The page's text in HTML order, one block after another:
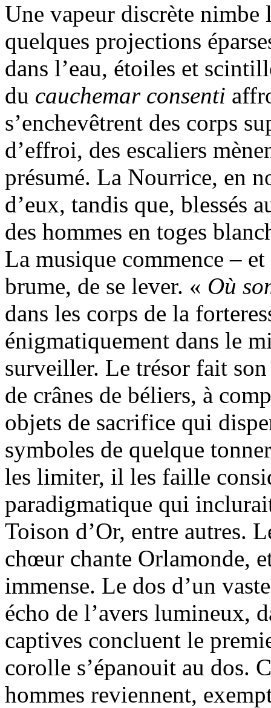
Une vapeur discrète nimbe
quelques projections
dans l’eau, étoiles et
du cauchemar consenti
s’enchevêtrent des corps
d’effroi, des escaliers
présumé. La Nourrice, en
d’eux, tandis que, blessés
des hommes en toges
La musique commence –
brume, de se lever. « Où
dans les corps de la
énigmatiquement dans le
surveiller. Le trésor fait
de crânes de béliers, à
objets de sacrifice qui
symboles de quelque
les limiter, il les faille
paradigmatique qui
Toison d’Or, entre autres.
chœur chante Orlamonde,
immense. Le dos d’un
écho de l’avers lumineux,
captives concluent le
corolle s’épanouit au dos.
hommes reviennent,